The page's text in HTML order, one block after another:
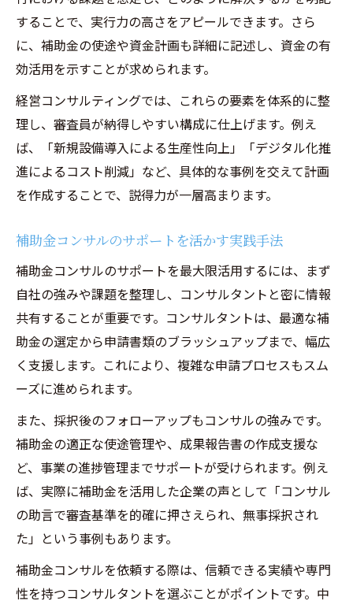
することで、実行力の高さをアピールできます。さら
に、補助金の使途や資金計画も詳細に記述し、資金の有
効活用を示すことが求められます。
経営コンサルティングでは、これらの要素を体系的に整
理し、審査員が納得しやすい構成に仕上げます。例え
ば、「新規設備導入による生産性向上」「デジタル化推
進によるコスト削減」など、具体的な事例を交えて計画
を作成することで、説得力が一層高まります。
補助金コンサルのサポートを活かす実践手法
補助金コンサルのサポートを最大限活用するには、まず
自社の強みや課題を整理し、コンサルタントと密に情報
共有することが重要です。コンサルタントは、最適な補
助金の選定から申請書類のブラッシュアップまで、幅広
く支援します。これにより、複雑な申請プロセスもスム
ーズに進められます。
また、採択後のフォローアップもコンサルの強みです。
補助金の適正な使途管理や、成果報告書の作成支援な
ど、事業の進捗管理までサポートが受けられます。例え
ば、実際に補助金を活用した企業の声として「コンサル
の助言で審査基準を的確に押さえられ、無事採択され
た」という事例もあります。
補助金コンサルを依頼する際は、信頼できる実績や専門
性を持つコンサルタントを選ぶことがポイントです。中